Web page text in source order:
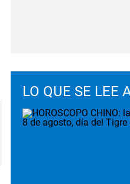
LO QUE SE LEE